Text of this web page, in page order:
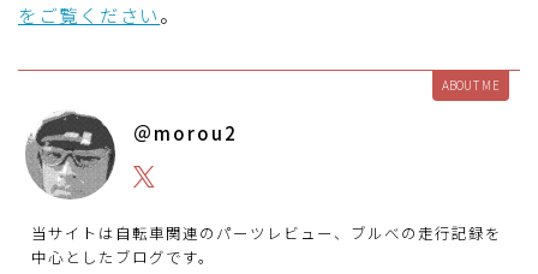
をご覧ください。
ABOUT ME
＠morou2
当サイトは自転車関連のパーツレビュー、ブルべの走行記録を
中心としたブログです。